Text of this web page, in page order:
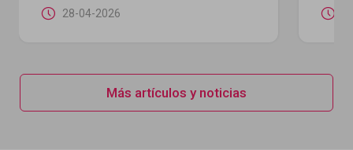
28-04-2026
Más artículos y noticias